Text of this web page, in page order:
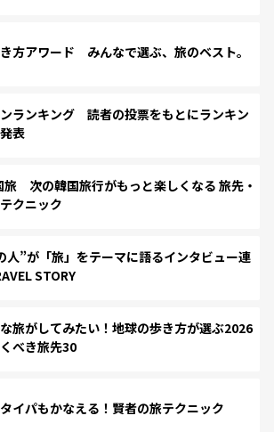
方アワード みんなで選ぶ、旅のベスト。
ランキング 読者の投票をもとにランキン
表
次の韓国旅行がもっと楽しくなる 旅先・
クニック
人”が「旅」をテーマに語るインタビュー連
STORY
旅がしてみたい！地球の歩き方が選ぶ2026
べき旅先30
イパもかなえる！賢者の旅テクニック